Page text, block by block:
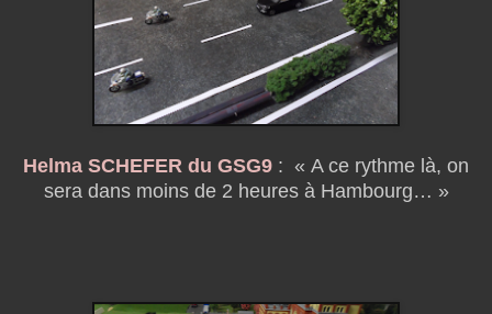
Helma SCHEFER du GSG9 : « A ce rythme là, on
sera dans moins de 2 heures à Hambourg… »